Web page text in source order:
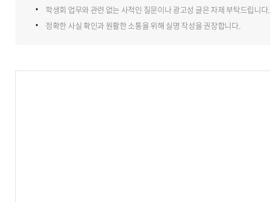
사이트맵
학생회 업무와 관련 없는 사적인 질문이나 광고성 글은 자제 부탁드립니다.
정확한 사실 확인과 원활한 소통을 위해 실명 작성을 권장합니다.